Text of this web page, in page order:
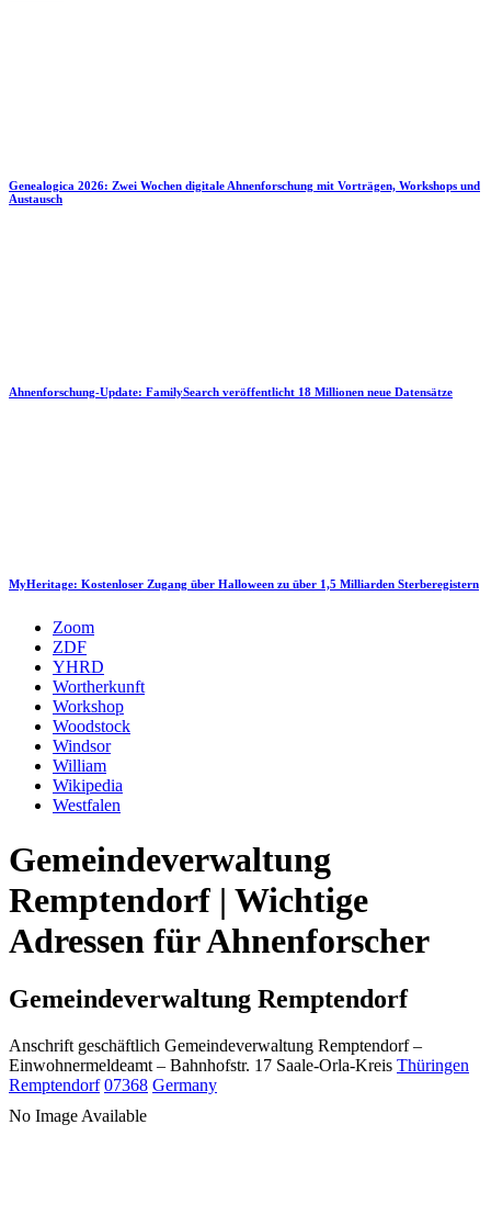
Genealogica 2026: Zwei Wochen digitale Ahnenforschung mit Vorträgen, Workshops und
Austausch
Ahnenforschung-Update: FamilySearch veröffentlicht 18 Millionen neue Datensätze
MyHeritage: Kostenloser Zugang über Halloween zu über 1,5 Milliarden Sterberegistern
Zoom
ZDF
YHRD
Wortherkunft
Workshop
Woodstock
Windsor
William
Wikipedia
Westfalen
Gemeindeverwaltung
Remptendorf | Wichtige
Adressen für Ahnenforscher
Gemeindeverwaltung Remptendorf
Anschrift geschäftlich Gemeindeverwaltung Remptendorf –
Einwohnermeldeamt – Bahnhofstr. 17 Saale-Orla-Kreis Thüringen
Remptendorf 07368 Germany
No Image Available